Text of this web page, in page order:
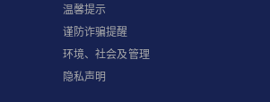
温馨提示
谨防诈骗提醒
环境、社会及管理
隐私声明